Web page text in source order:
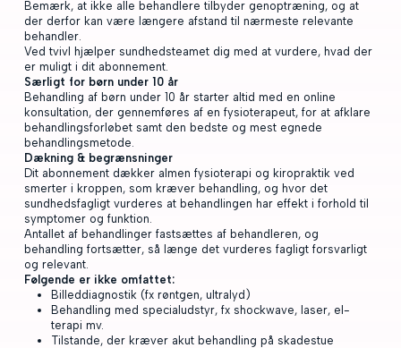
Bemærk, at ikke alle behandlere tilbyder genoptræning, og at
der derfor kan være længere afstand til nærmeste relevante
behandler.
Ved tvivl hjælper sundhedsteamet dig med at vurdere, hvad der
er muligt i dit abonnement.
Særligt for børn under 10 år
Behandling af børn under 10 år starter altid med en online
konsultation, der gennemføres af en fysioterapeut, for at afklare
behandlingsforløbet samt den bedste og mest egnede
behandlingsmetode.
Dækning & begrænsninger
Dit abonnement dækker almen fysioterapi og kiropraktik ved
smerter i kroppen, som kræver behandling, og hvor det
sundhedsfagligt vurderes at behandlingen har effekt i forhold til
symptomer og funktion.
Antallet af behandlinger fastsættes af behandleren, og
behandling fortsætter, så længe det vurderes fagligt forsvarligt
og relevant.
Følgende er ikke omfattet:
Billeddiagnostik (fx røntgen, ultralyd)
Behandling med specialudstyr, fx shockwave, laser, el-
terapi mv.
Tilstande, der kræver akut behandling på skadestue